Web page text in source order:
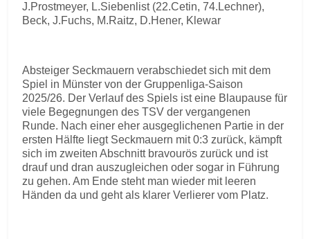
J.Prostmeyer, L.Siebenlist (22.Cetin, 74.Lechner),
Beck, J.Fuchs, M.Raitz, D.Hener, Klewar
Absteiger Seckmauern verabschiedet sich mit dem
Spiel in Münster von der Gruppenliga-Saison
2025/26. Der Verlauf des Spiels ist eine Blaupause für
viele Begegnungen des TSV der vergangenen
Runde. Nach einer eher ausgeglichenen Partie in der
ersten Hälfte liegt Seckmauern mit 0:3 zurück, kämpft
sich im zweiten Abschnitt bravourös zurück und ist
drauf und dran auszugleichen oder sogar in Führung
zu gehen. Am Ende steht man wieder mit leeren
Händen da und geht als klarer Verlierer vom Platz.